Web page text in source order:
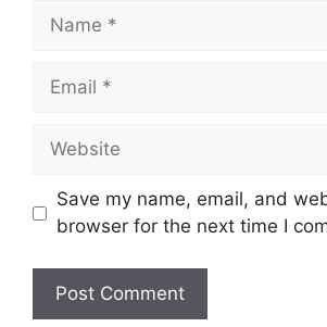
Name
Email
Website
Save my name, email, and
browser for the next time I